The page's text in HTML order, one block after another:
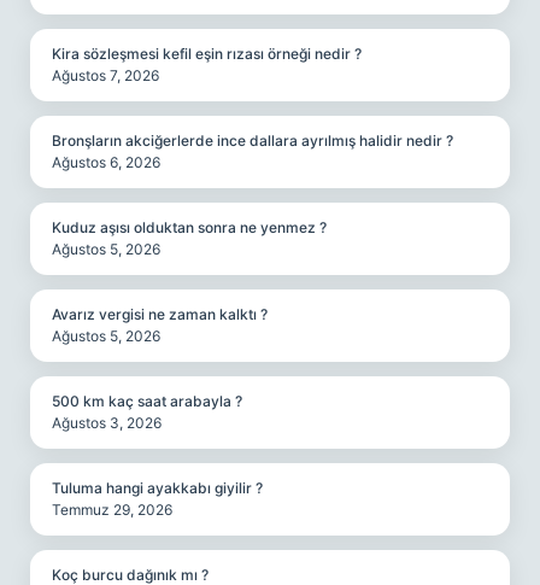
Kira sözleşmesi kefil eşin rızası örneği nedir ?
Ağustos 7, 2026
Bronşların akciğerlerde ince dallara ayrılmış halidir nedir ?
Ağustos 6, 2026
Kuduz aşısı olduktan sonra ne yenmez ?
Ağustos 5, 2026
Avarız vergisi ne zaman kalktı ?
Ağustos 5, 2026
500 km kaç saat arabayla ?
Ağustos 3, 2026
Tuluma hangi ayakkabı giyilir ?
Temmuz 29, 2026
Koç burcu dağınık mı ?